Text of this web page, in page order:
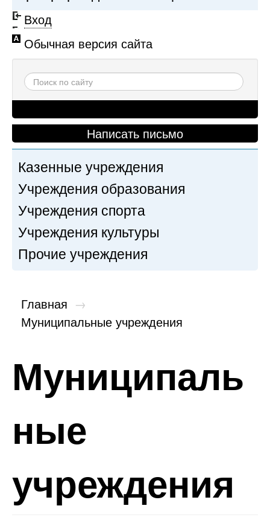
Вход
Обычная версия сайта
Написать письмо
Казенные учреждения
Учреждения образования
Учреждения спорта
Учреждения культуры
Прочие учреждения
Главная →
Муниципальные учреждения
Муниципаль
ные
учреждения